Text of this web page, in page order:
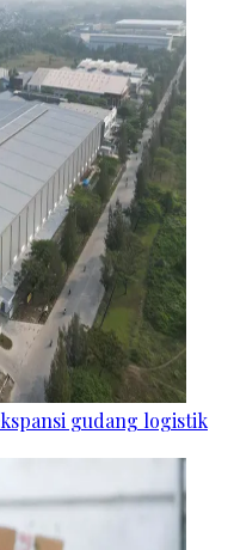
gudang logistik